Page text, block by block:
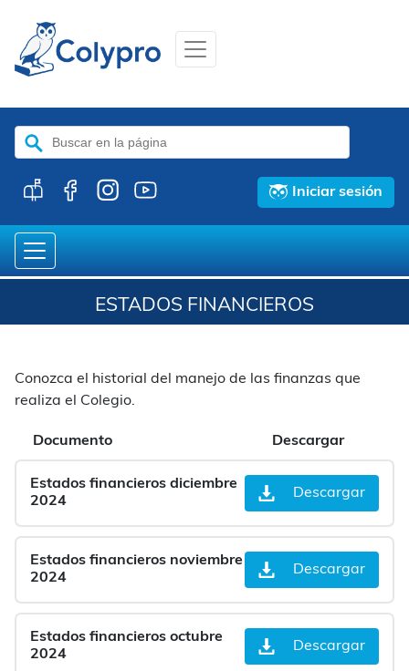
Buscar:
Iniciar sesión
ESTADOS FINANCIEROS
Conozca el historial del manejo de las finanzas que
realiza el Colegio.
Documento Descargar
Estados financieros diciembre
2024
Descargar
Estados financieros noviembre
2024
Descargar
Estados financieros octubre
2024
Descargar